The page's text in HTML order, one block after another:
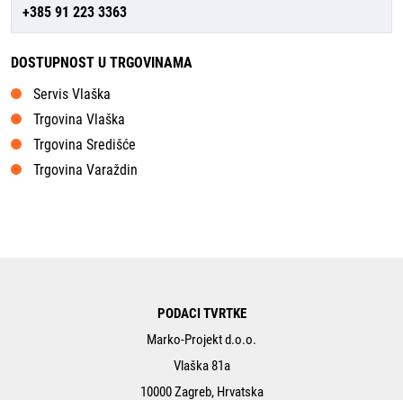
+385 91 223 3363
DOSTUPNOST U TRGOVINAMA
Servis Vlaška
Trgovina Vlaška
Trgovina Središće
Trgovina Varaždin
PODACI TVRTKE
Marko-Projekt d.o.o.
Vlaška 81a
10000 Zagreb, Hrvatska